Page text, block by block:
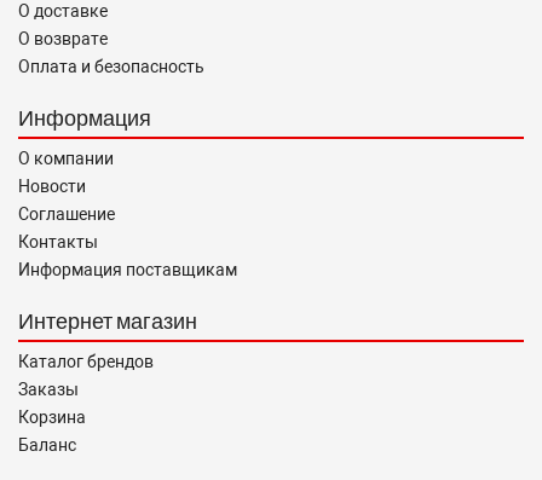
О доставке
О возврате
Оплата и безопасность
Информация
О компании
Новости
Соглашение
Контакты
Информация поставщикам
Интернет магазин
Каталог брендов
Заказы
Корзина
Баланс